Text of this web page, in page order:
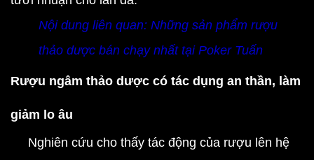
Nội dung liên quan: Những sản phẩm rượu
thảo dược bán chạy nhất tại Poker Tuấn
Rượu ngâm thảo dược có tác dụng an thần, làm
giảm lo âu
Nghiên cứu cho thấy tác động của rượu lên hệ